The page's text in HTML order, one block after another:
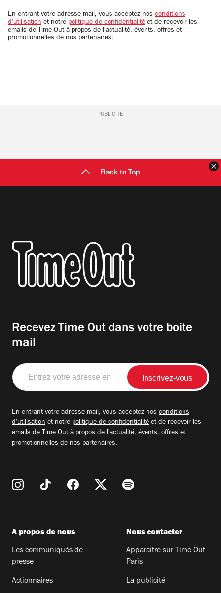
email
En entrant votre adresse mail, vous acceptez nos conditions
d'utilisation et notre politique de confidentialité et de recevoir les
emails de Time Out à propos de l'actualité, évents, offres et
promotionnelles de nos partenaires.
PUBLICITÉ
Back to Top
Recevez Time Out dans votre boite
mail
Entrez
votre
adresse
En entrant votre adresse mail, vous acceptez nos conditions
d'utilisation et notre politique de confidentialité et de recevoir les
emails de Time Out à propos de l'actualité, évents, offres et
promotionnelles de nos partenaires.
A propos de nous
Les communiqués de
presse
Actionnaires
Nous contacter
Apparaitre sur Time Out
Paris
La publicité